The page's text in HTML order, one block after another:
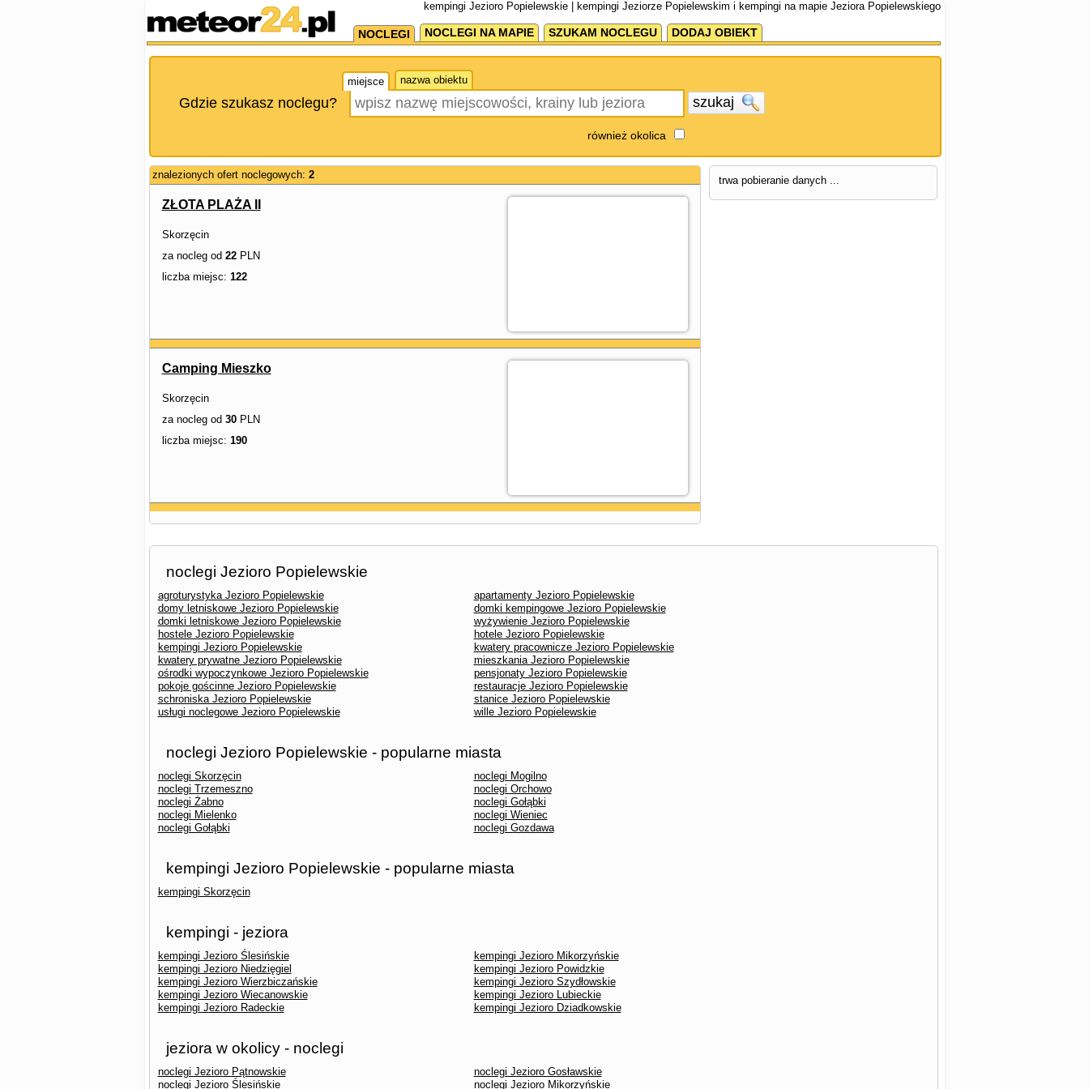
kempingi Jezioro Popielewskie | kempingi Jeziorze Popielewskim i kempingi na mapie Jeziora Popielewskiego
NOCLEGI NOCLEGI NA MAPIE SZUKAM NOCLEGU DODAJ OBIEKT
miejsce nazwa obiektu
Gdzie szukasz noclegu? szukaj
również okolica
znalezionych ofert noclegowych: 2
ZŁOTA PLAŻA II
Skorzęcin
za nocleg od 22PLN
liczba miejsc: 122
Camping Mieszko
Skorzęcin
za nocleg od 30PLN
liczba miejsc: 190
trwa pobieranie danych ...
noclegi Jezioro Popielewskie
agroturystyka Jezioro Popielewskie
apartamenty Jezioro Popielewskie
domy letniskowe Jezioro Popielewskie
domki kempingowe Jezioro Popielewskie
domki letniskowe Jezioro Popielewskie
wyżywienie Jezioro Popielewskie
hostele Jezioro Popielewskie
hotele Jezioro Popielewskie
kempingi Jezioro Popielewskie
kwatery pracownicze Jezioro Popielewskie
kwatery prywatne Jezioro Popielewskie
mieszkania Jezioro Popielewskie
ośrodki wypoczynkowe Jezioro Popielewskie
pensjonaty Jezioro Popielewskie
pokoje gościnne Jezioro Popielewskie
restauracje Jezioro Popielewskie
schroniska Jezioro Popielewskie
stanice Jezioro Popielewskie
usługi noclegowe Jezioro Popielewskie
wille Jezioro Popielewskie
noclegi Jezioro Popielewskie - popularne miasta
noclegi Skorzęcin
noclegi Mogilno
noclegi Trzemeszno
noclegi Orchowo
noclegi Żabno
noclegi Gołąbki
noclegi Mielenko
noclegi Wieniec
noclegi Gołąbki
noclegi Gozdawa
kempingi Jezioro Popielewskie - popularne miasta
kempingi Skorzęcin
kempingi - jeziora
kempingi Jezioro Ślesińskie
kempingi Jezioro Mikorzyńskie
kempingi Jezioro Niedzięgiel
kempingi Jezioro Powidzkie
kempingi Jezioro Wierzbiczańskie
kempingi Jezioro Szydłowskie
kempingi Jezioro Wiecanowskie
kempingi Jezioro Lubieckie
kempingi Jezioro Radeckie
kempingi Jezioro Dziadkowskie
jeziora w okolicy - noclegi
noclegi Jezioro Pątnowskie
noclegi Jezioro Gosławskie
noclegi Jezioro Ślesińskie
noclegi Jezioro Mikorzyńskie